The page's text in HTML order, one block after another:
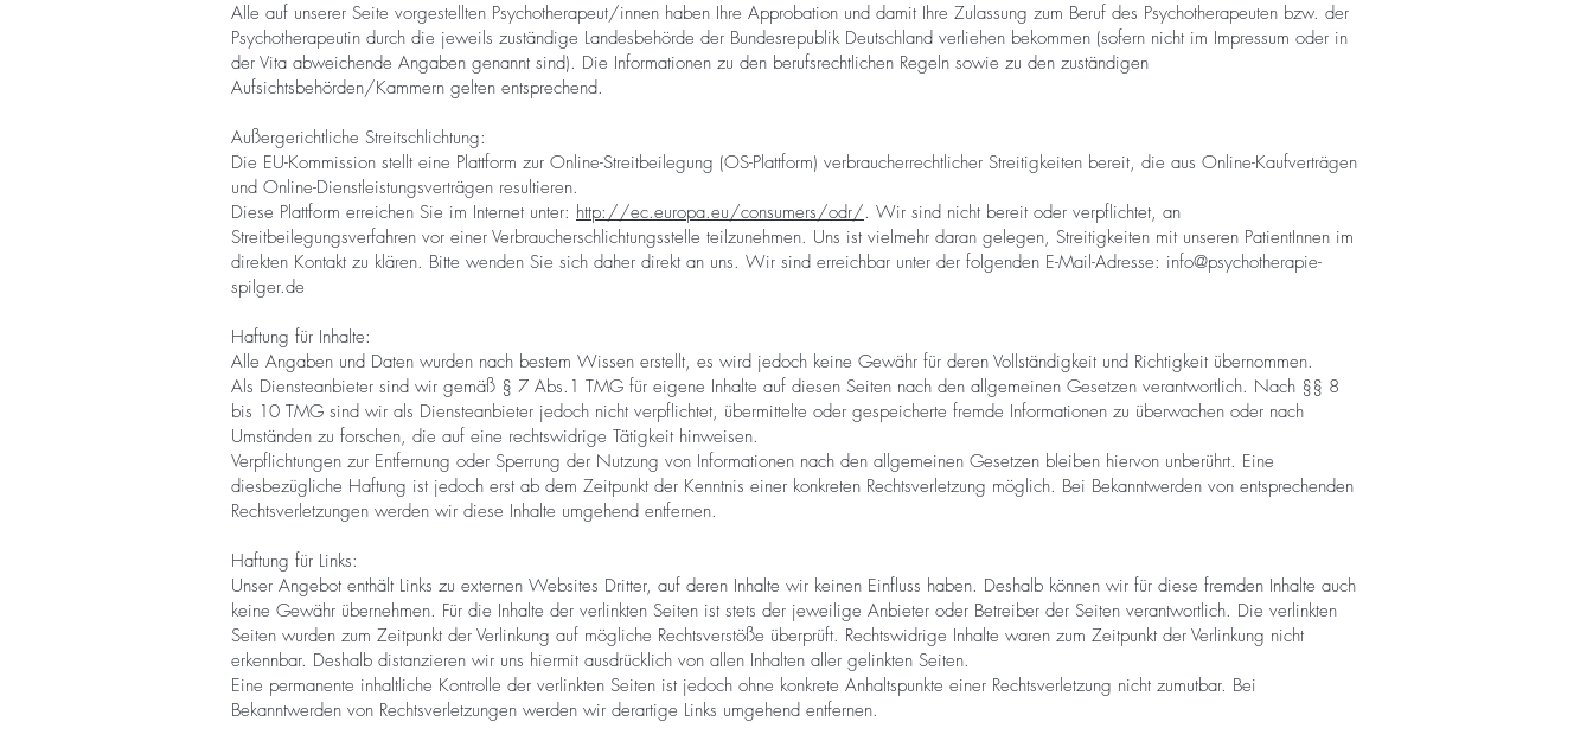
Alle auf unserer Seite vorgestellten Psychotherapeut/innen haben Ihre Approbation und damit Ihre Zulassung zum Beruf des Psychotherapeuten bzw. der
Psychotherapeutin durch die jeweils zuständige Landesbehörde der Bundesrepublik Deutschland verliehen bekommen (sofern nicht im Impressum oder in
der Vita abweichende Angaben genannt sind). Die Informationen zu den berufsrechtlichen Regeln sowie zu den zuständigen
Aufsichtsbehörden/Kammern gelten entsprechend.
Außergerichtliche Streitschlichtung:
Die EU-Kommission stellt eine Plattform zur Online-Streitbeilegung (OS-Plattform) verbraucherrechtlicher Streitigkeiten bereit, die aus Online-Kaufverträgen
und Online-Dienstleistungsverträgen resultieren.
Diese Plattform erreichen Sie im Internet unter: http://ec.europa.eu/consumers/odr/. Wir sind nicht bereit oder verpflichtet, an
Streitbeilegungsverfahren vor einer Verbraucherschlichtungsstelle teilzunehmen. Uns ist vielmehr daran gelegen, Streitigkeiten mit unseren PatientInnen im
direkten Kontakt zu klären. Bitte wenden Sie sich daher direkt an uns. Wir sind erreichbar unter der folgenden E-Mail-Adresse: info@psychotherapie-
spilger.de
Haftung für Inhalte:
Alle Angaben und Daten wurden nach bestem Wissen erstellt, es wird jedoch keine Gewähr für deren Vollständigkeit und Richtigkeit übernommen.
Als Diensteanbieter sind wir gemäß § 7 Abs.1 TMG für eigene Inhalte auf diesen Seiten nach den allgemeinen Gesetzen verantwortlich. Nach §§ 8
bis 10 TMG sind wir als Diensteanbieter jedoch nicht verpflichtet, übermittelte oder gespeicherte fremde Informationen zu überwachen oder nach
Umständen zu forschen, die auf eine rechtswidrige Tätigkeit hinweisen.
Verpflichtungen zur Entfernung oder Sperrung der Nutzung von Informationen nach den allgemeinen Gesetzen bleiben hiervon unberührt. Eine
diesbezügliche Haftung ist jedoch erst ab dem Zeitpunkt der Kenntnis einer konkreten Rechtsverletzung möglich. Bei Bekanntwerden von entsprechenden
Rechtsverletzungen werden wir diese Inhalte umgehend entfernen.
Haftung für Links:
Unser Angebot enthält Links zu externen Websites Dritter, auf deren Inhalte wir keinen Einfluss haben. Deshalb können wir für diese fremden Inhalte auch
keine Gewähr übernehmen. Für die Inhalte der verlinkten Seiten ist stets der jeweilige Anbieter oder Betreiber der Seiten verantwortlich. Die verlinkten
Seiten wurden zum Zeitpunkt der Verlinkung auf mögliche Rechtsverstöße überprüft. Rechtswidrige Inhalte waren zum Zeitpunkt der Verlinkung nicht
erkennbar. Deshalb distanzieren wir uns hiermit ausdrücklich von allen Inhalten aller gelinkten Seiten.
Eine permanente inhaltliche Kontrolle der verlinkten Seiten ist jedoch ohne konkrete Anhaltspunkte einer Rechtsverletzung nicht zumutbar. Bei
Bekanntwerden von Rechtsverletzungen werden wir derartige Links umgehend entfernen.